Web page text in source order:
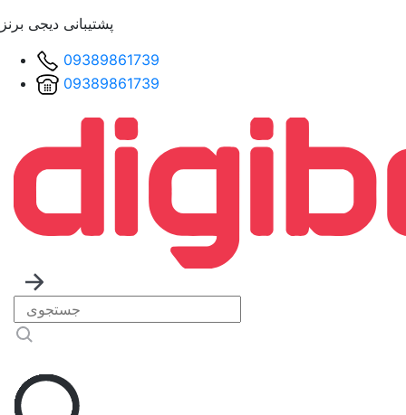
پشتیبانی دیجی برنز
09389861739
09389861739